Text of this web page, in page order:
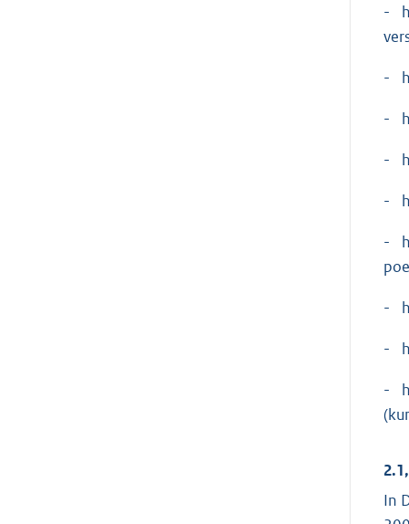
-
-
-
-
-
-
-
-
-
In